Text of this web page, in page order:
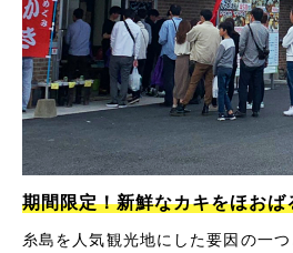
期間限定！新鮮なカキをほおば
糸島を人気観光地にした要因の一つ